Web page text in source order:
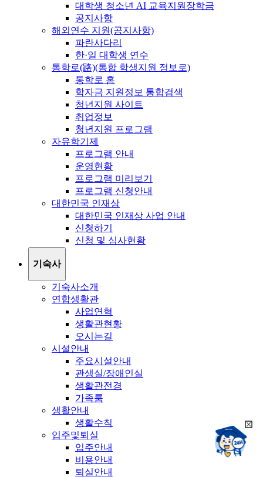
대학생 청소년 AI 교육지원장학금
공지사항
해외연수 지원(공지사항)
파란사다리
한·일 대학생 연수
통학로(路)(통합 학생지원 정보로)
통학로 홈
학자금 지원정보 통합검색
청년지원 사이트
취업정보
청년지원 프로그램
자유학기제
프로그램 안내
운영현황
프로그램 미리보기
프로그램 신청안내
대한민국 인재상
대한민국 인재상 사업 안내
신청하기
신청 및 심사현황
기숙사
기숙사소개
연합생활관
사업연혁
생활관현황
오시는길
시설안내
주요시설안내
관생실/장애인실
생활관전경
가족룸
생활안내
생활수칙
입주및퇴실
입주안내
비용안내
퇴실안내
챗봇상담:
24시
채팅상담:
9시~18시
희